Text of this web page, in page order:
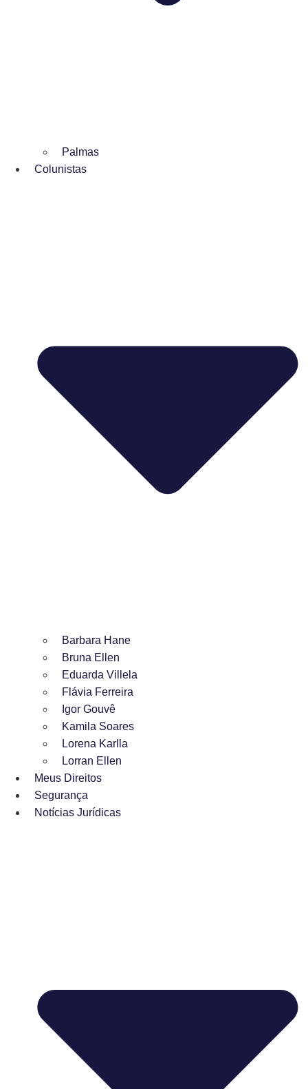
Palmas
Colunistas
Barbara Hane
Bruna Ellen
Eduarda Villela
Flávia Ferreira
Igor Gouvê
Kamila Soares
Lorena Karlla
Lorran Ellen
Meus Direitos
Segurança
Notícias Jurídicas